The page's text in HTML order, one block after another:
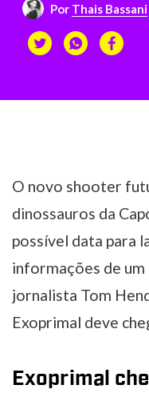
Por Thais Bassani
O novo shooter
dinossauros da
possível data para
informações de
jornalista Tom
Exoprimal deve
Exoprimal